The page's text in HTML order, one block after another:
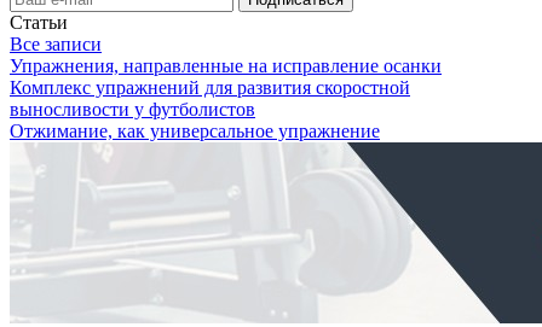
Статьи
Все записи
Упражнения, направленные на исправление осанки
Комплекс упражнений для развития скоростной
выносливости у футболистов
Отжимание, как универсальное упражнение